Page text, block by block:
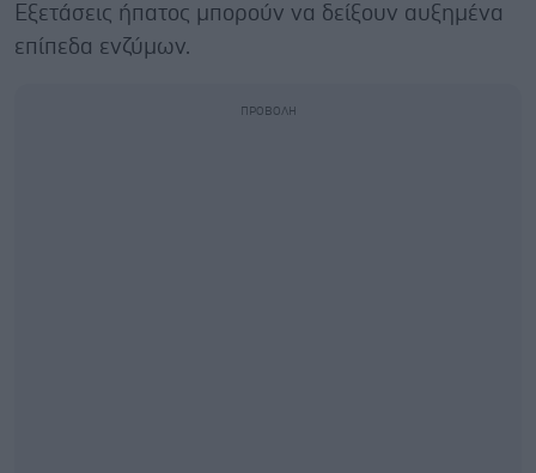
Εξετάσεις ήπατος μπορούν να δείξουν αυξημένα
επίπεδα ενζύμων.